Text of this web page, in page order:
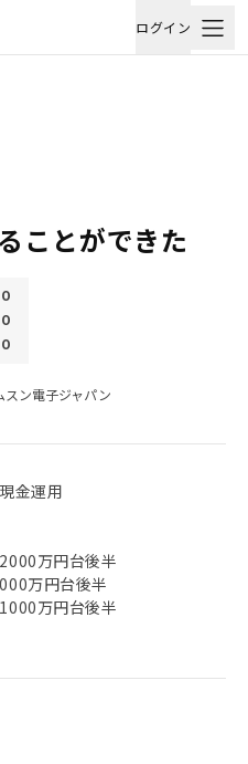
ログイン
ことができた
スン電子ジャパン
金運用
万円台後半
万円台後半
万円台後半